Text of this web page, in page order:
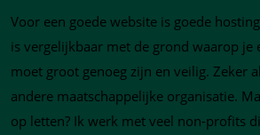
Voor een goede website is goede
is vergelijkbaar met de grond waarop je
moet groot genoeg zijn en veilig. Zeker
andere maatschappelijke organisatie.
op letten? Ik werk met veel non-profits